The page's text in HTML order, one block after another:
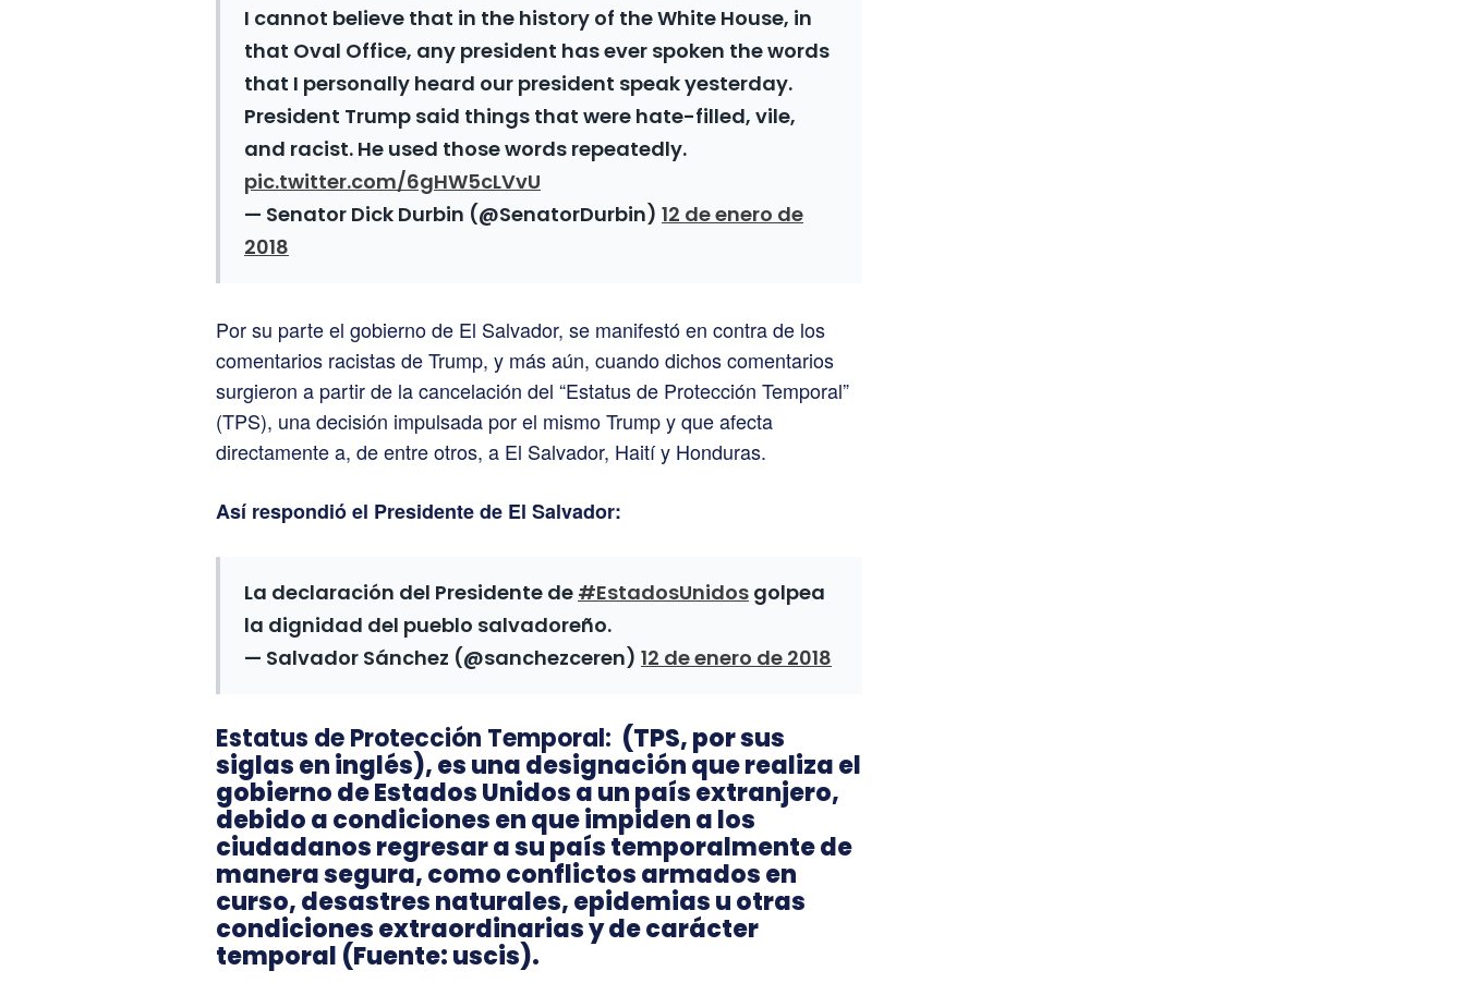
I cannot believe that in the history of the White House, in
that Oval Office, any president has ever spoken the words
that I personally heard our president speak yesterday.
President Trump said things that were hate-filled, vile,
and racist. He used those words repeatedly.
pic.twitter.com/6gHW5cLVvU
— Senator Dick Durbin (@SenatorDurbin) 12 de enero de
2018
Por su parte el gobierno de El Salvador, se manifestó en contra de los
comentarios racistas de Trump, y más aún, cuando dichos comentarios
surgieron a partir de la cancelación del “Estatus de Protección Temporal”
(TPS), una decisión impulsada por el mismo Trump y que afecta
directamente a, de entre otros, a El Salvador, Haití y Honduras.
Así respondió el Presidente de El Salvador:
La declaración del Presidente de #EstadosUnidos golpea
la dignidad del pueblo salvadoreño.
— Salvador Sánchez (@sanchezceren) 12 de enero de 2018
Estatus de Protección Temporal: (TPS, por sus
siglas en inglés), es una designación que realiza el
gobierno de Estados Unidos a un país extranjero,
debido a condiciones en que impiden a los
ciudadanos regresar a su país temporalmente de
manera segura, como conflictos armados en
curso, desastres naturales, epidemias u otras
condiciones extraordinarias y de carácter
temporal (Fuente: uscis).